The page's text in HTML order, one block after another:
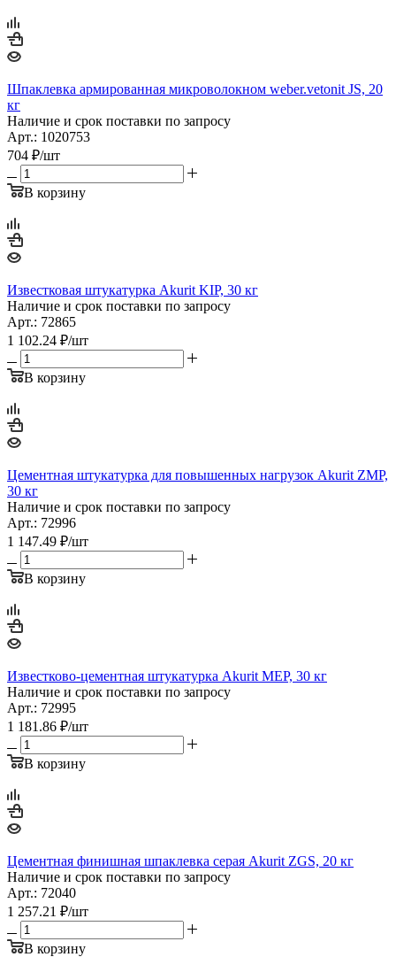
Шпаклевка армированная микроволокном weber.vetonit JS, 20
кг
Наличие и срок поставки по запросу
Арт.: 1020753
704 ₽/шт
В корзину
Известковая штукатурка Akurit KIP, 30 кг
Наличие и срок поставки по запросу
Арт.: 72865
1 102.24 ₽/шт
В корзину
Цементная штукатурка для повышенных нагрузок Akurit ZMP,
30 кг
Наличие и срок поставки по запросу
Арт.: 72996
1 147.49 ₽/шт
В корзину
Известково-цементная штукатурка Akurit MEP, 30 кг
Наличие и срок поставки по запросу
Арт.: 72995
1 181.86 ₽/шт
В корзину
Цементная финишная шпаклевка серая Akurit ZGS, 20 кг
Наличие и срок поставки по запросу
Арт.: 72040
1 257.21 ₽/шт
В корзину